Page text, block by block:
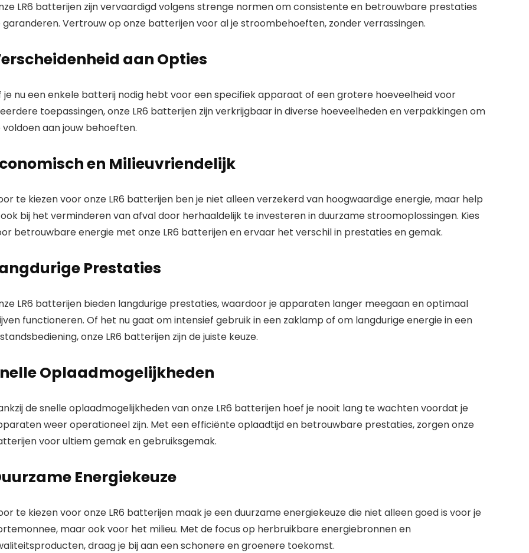
LR6 batterijen zijn vervaardigd volgens strenge normen om consistente en betrouwbare prestaties
garanderen. Vertrouw op onze batterijen voor al je stroombehoeften, zonder verrassingen.
aan Opties
je nu een enkele batterij nodig hebt voor een specifiek apparaat of een grotere hoeveelheid voor
toepassingen,onze LR6 batterijen zijn verkrijgbaar in diverse hoeveelheden en verpakkingen om
voldoen aan jouw behoeften.
en Milieuvriendelijk
te kiezen vooronze LR6 batterijen ben je niet alleen verzekerd van hoogwaardige energie, maar help
bij het verminderen van afval door herhaaldelijk te investeren in duurzame stroomoplossingen. Kies
betrouwbare energie met onze LR6 batterijenen ervaar het verschil in prestaties en gemak.
Prestaties
LR6 batterijen bieden langdurige prestaties, waardoor je apparaten langer meegaan en optimaal
functioneren. Of het nu gaat om intensief gebruik in een zaklamp of om langdurige energie in een
onze LR6 batterijen zijn de juiste keuze.
Oplaadmogelijkheden
de snelle oplaadmogelijkheden van onze LR6 batterijen hoef je nooit lang te wachten voordat je
weer operationeel zijn. Met een efficiënte oplaadtijd en betrouwbare prestaties, zorgen onze
voor ultiem gemak en gebruiksgemak.
Energiekeuze
te kiezen voor onze LR6 batterijen maak je een duurzame energiekeuze die niet alleen goed is voor je
maar ook voor het milieu. Met de focus op herbruikbare energiebronnen en
draag je bij aan een schonere en groenere toekomst.